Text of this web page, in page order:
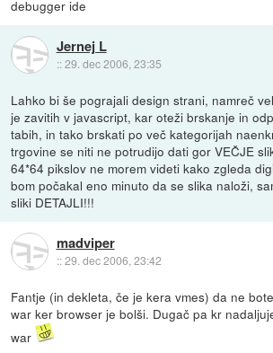
debugger ide
Jernej L
::29. dec 2006, 23:35
Lahko bi še pograjali design strani, namreč
je zavitih v javascript, kar oteži brskanje in
tabih, in tako brskati po več kategorijah
trgovine se niti ne potrudijo dati gor VEČJE
64*64 pikslov ne morem videti kako zgleda
bom počakal eno minuto da se slika naloži,
sliki DETAJLI!!!
madviper
::29. dec 2006, 23:42
Fantje (in dekleta, če je kera vmes) da ne
war ker browser je bolši. Dugač pa kr
war